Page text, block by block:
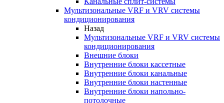
Мультизональные VRF и VRV системы
кондиционирования
Назад
Мультизональные VRF и VRV системы
кондиционирования
Внешние блоки
Внутренние блоки кассетные
Внутренние блоки канальные
Внутренние блоки настенные
Внутренние блоки напольно-
потолочные